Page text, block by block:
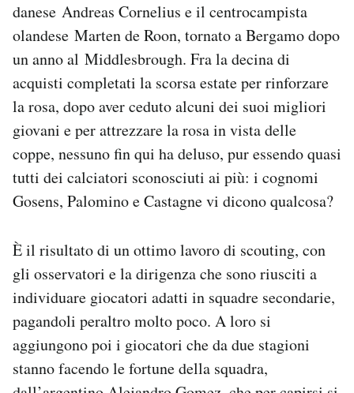
danese Andreas Cornelius e il centrocampista
olandese Marten de Roon, tornato a Bergamo dopo
un anno al Middlesbrough. Fra la decina di
acquisti completati la scorsa estate per rinforzare
la rosa, dopo aver ceduto alcuni dei suoi migliori
giovani e per attrezzare la rosa in vista delle
coppe, nessuno fin qui ha deluso, pur essendo quasi
tutti dei calciatori sconosciuti ai più: i cognomi
Gosens, Palomino e Castagne vi dicono qualcosa?
È il risultato di un ottimo lavoro di scouting, con
gli osservatori e la dirigenza che sono riusciti a
individuare giocatori adatti in squadre secondarie,
pagandoli peraltro molto poco. A loro si
aggiungono poi i giocatori che da due stagioni
stanno facendo le fortune della squadra,